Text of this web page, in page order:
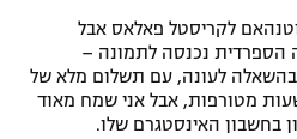
לקריסטל פאלאס אבל
הספרדית נכנסה לתמונה –
בהשאלה לעונה, עם תשלום מלא של
באנגליה. "אלה היו 24 שעות מטורפות, אבל אני שמח מאוד
בחשבון האינסטגרם שלו.